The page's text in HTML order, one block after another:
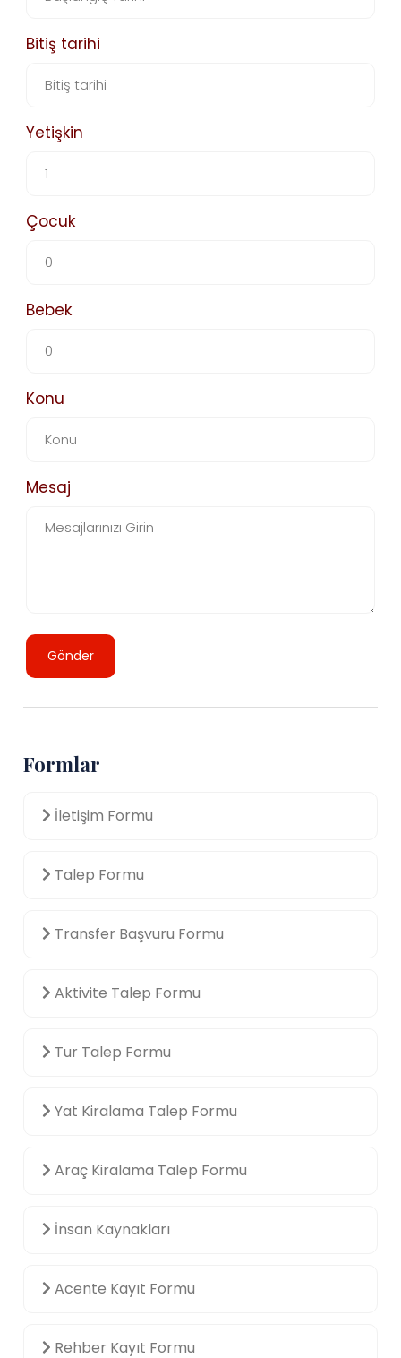
Bitiş tarihi
Yetişkin
Çocuk
Bebek
Konu
Mesaj
Gönder
Formlar
İletişim Formu
Talep Formu
Transfer Başvuru Formu
Aktivite Talep Formu
Tur Talep Formu
Yat Kiralama Talep Formu
Araç Kiralama Talep Formu
İnsan Kaynakları
Acente Kayıt Formu
Rehber Kayıt Formu